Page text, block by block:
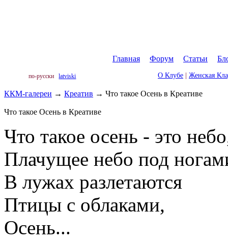
Главная Форум Статьи
по-русски latviski О Клубе Женская
ККМ-галереи → Креатив → Что такое Осень в Креативе
Что такое Осень в Креативе
Что такое осень - это
Плачущее небо под
В лужах разлетаются
Птицы с облаками,
Осень...